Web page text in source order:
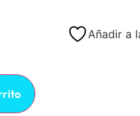
Añadir a